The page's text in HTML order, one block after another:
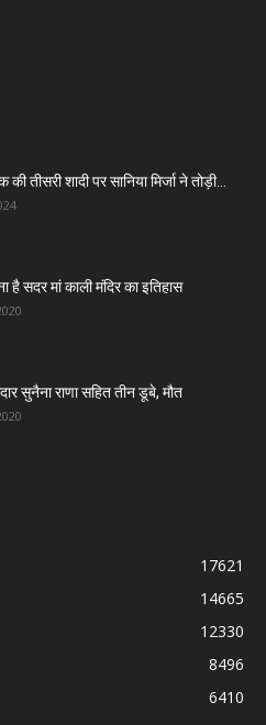
तीसरी शादी पर सानिया मिर्जा ने तोड़ी...
है सदर मां काली मंदिर का इतिहास
सुनैना राणा सहित तीन डूबे, मौत
17621
14665
12330
8496
6410